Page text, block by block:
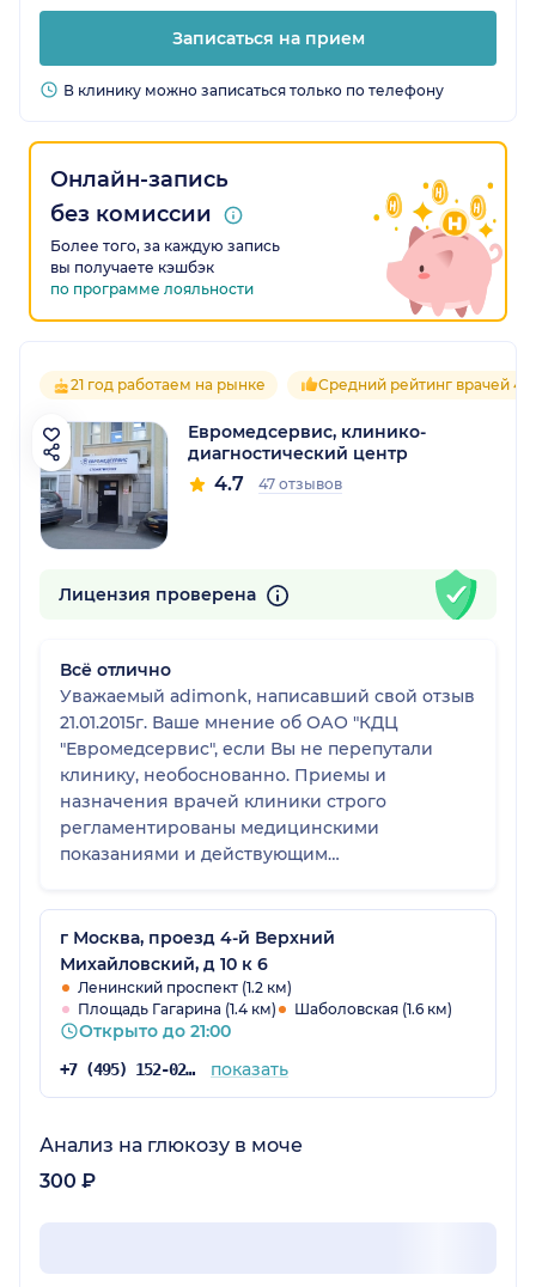
Записаться на прием
В клинику можно записаться только по телефону
Онлайн-запись
без комиссии
Более того, за каждую запись
вы получаете кэшбэк
по программе лояльности
21 год работаем на рынке Средний рейтинг врачей 4.7
Евромедсервис, клинико-
диагностический центр
4.7 47 отзывов
Лицензия проверена
Всё отлично
Уважаемый adimonk, написавший свой отзыв
21.01.2015г. Ваше мнение об ОАО "КДЦ
"Евромедсервис", если Вы не перепутали
клинику, необоснованно. Приемы и
назначения врачей клиники строго
регламентированы медицинскими
показаниями и действующим
(протоколы и стандарты оказания
медицинской помощи), а также программами
ДМС. Если у Вас возникают сомнения по
тактике лечения, необходимо обращаться
для разъяснений к главному врачу клиники
Настюковой Е.Г. устно или в письменной
форме, а не писать в интернете отзывы,
"Евромедсервис" Байрамукова Т.С.
г Москва, проезд 4-й Верхний
Михайловский, д 10 к 6
Ленинский проспект (1.2 км)
Площадь Гагарина (1.4 км)
Шаболовская (1.6 км)
Открыто до 21:00
+7 (495) 152-02-96 показать
Анализ на глюкозу в моче
300 ₽